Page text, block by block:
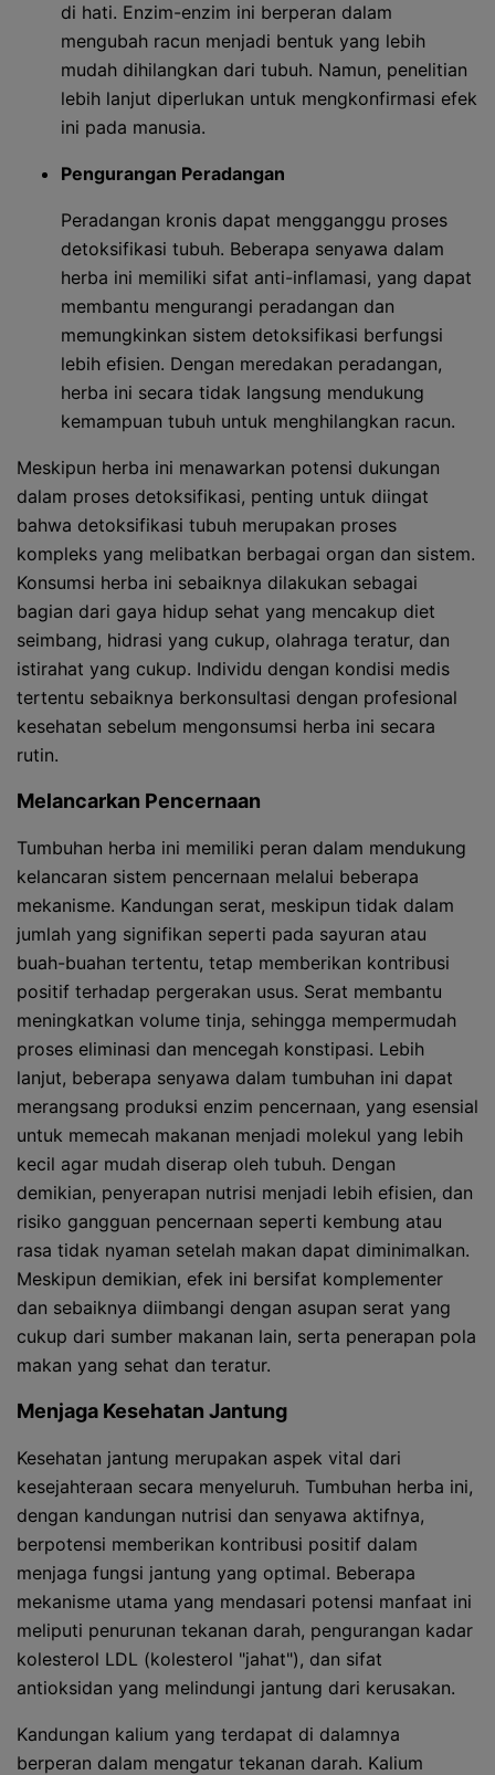
di hati. Enzim-enzim ini berperan dalam
mengubah racun menjadi bentuk yang lebih
mudah dihilangkan dari tubuh. Namun, penelitian
lebih lanjut diperlukan untuk mengkonfirmasi efek
ini pada manusia.
Pengurangan Peradangan
Peradangan kronis dapat mengganggu proses
detoksifikasi tubuh. Beberapa senyawa dalam
herba ini memiliki sifat anti-inflamasi, yang dapat
membantu mengurangi peradangan dan
memungkinkan sistem detoksifikasi berfungsi
lebih efisien. Dengan meredakan peradangan,
herba ini secara tidak langsung mendukung
kemampuan tubuh untuk menghilangkan racun.
Meskipun herba ini menawarkan potensi dukungan
dalam proses detoksifikasi, penting untuk diingat
bahwa detoksifikasi tubuh merupakan proses
kompleks yang melibatkan berbagai organ dan sistem.
Konsumsi herba ini sebaiknya dilakukan sebagai
bagian dari gaya hidup sehat yang mencakup diet
seimbang, hidrasi yang cukup, olahraga teratur, dan
istirahat yang cukup. Individu dengan kondisi medis
tertentu sebaiknya berkonsultasi dengan profesional
kesehatan sebelum mengonsumsi herba ini secara
rutin.
Melancarkan Pencernaan
Tumbuhan herba ini memiliki peran dalam mendukung
kelancaran sistem pencernaan melalui beberapa
mekanisme. Kandungan serat, meskipun tidak dalam
jumlah yang signifikan seperti pada sayuran atau
buah-buahan tertentu, tetap memberikan kontribusi
positif terhadap pergerakan usus. Serat membantu
meningkatkan volume tinja, sehingga mempermudah
proses eliminasi dan mencegah konstipasi. Lebih
lanjut, beberapa senyawa dalam tumbuhan ini dapat
merangsang produksi enzim pencernaan, yang esensial
untuk memecah makanan menjadi molekul yang lebih
kecil agar mudah diserap oleh tubuh. Dengan
demikian, penyerapan nutrisi menjadi lebih efisien, dan
risiko gangguan pencernaan seperti kembung atau
rasa tidak nyaman setelah makan dapat diminimalkan.
Meskipun demikian, efek ini bersifat komplementer
dan sebaiknya diimbangi dengan asupan serat yang
cukup dari sumber makanan lain, serta penerapan pola
makan yang sehat dan teratur.
Menjaga Kesehatan Jantung
Kesehatan jantung merupakan aspek vital dari
kesejahteraan secara menyeluruh. Tumbuhan herba ini,
dengan kandungan nutrisi dan senyawa aktifnya,
berpotensi memberikan kontribusi positif dalam
menjaga fungsi jantung yang optimal. Beberapa
mekanisme utama yang mendasari potensi manfaat ini
meliputi penurunan tekanan darah, pengurangan kadar
kolesterol LDL (kolesterol "jahat"), dan sifat
antioksidan yang melindungi jantung dari kerusakan.
Kandungan kalium yang terdapat di dalamnya
berperan dalam mengatur tekanan darah. Kalium